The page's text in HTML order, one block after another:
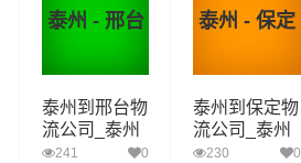
泰州 - 邢台
泰州到邢台物
流公司_泰州
到邢台货运_
241 0
泰州 - 保定
泰州到保定物
流公司_泰州
到保定货运_
230 0